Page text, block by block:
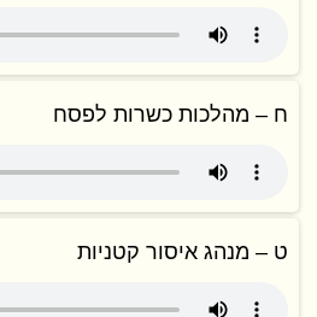
ח – מהלכות כשרות לפסח
ט – מנהג איסור קטניות